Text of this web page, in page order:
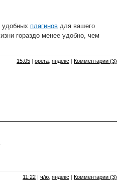
удобных плагинов для вашего
гораздо менее удобно, чем
15:05 | opera яндекс | Комментарии (3)
11:22 | ч/ю яндекс | Комментарии (3)